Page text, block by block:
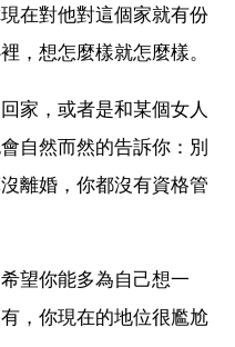
在對他對這個家就有份
，想怎麼樣就怎麼樣。
家，或者是和某個女人
自然而然的告訴你：別
離婚，你都沒有資格管
望你能多為自己想一
，你現在的地位很尷尬